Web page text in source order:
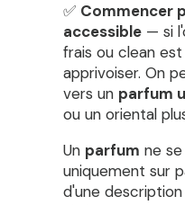
✅ Commencer
accessible — si
frais ou clean
apprivoiser. On
vers un parfum
ou un oriental
Un parfum ne
uniquement sur
d'une